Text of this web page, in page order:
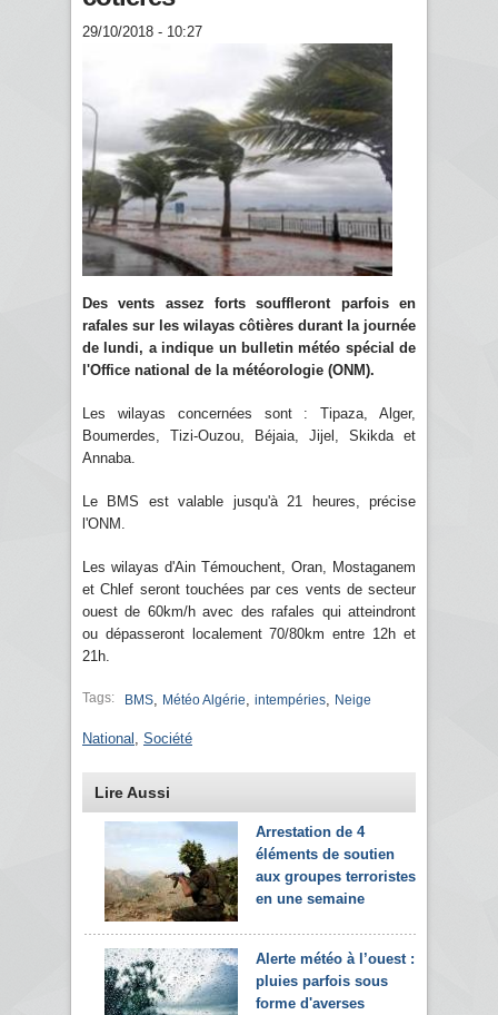
29/10/2018 - 10:27
Des vents assez forts souffleront parfois en
rafales sur les wilayas côtières durant la journée
de lundi, a indique un bulletin météo spécial de
l'Office national de la météorologie (ONM).
Les wilayas concernées sont : Tipaza, Alger,
Boumerdes, Tizi-Ouzou, Béjaia, Jijel, Skikda et
Annaba.
Le BMS est valable jusqu'à 21 heures, précise
l'ONM.
Les wilayas d'Ain Témouchent, Oran, Mostaganem
et Chlef seront touchées par ces vents de secteur
ouest de 60km/h avec des rafales qui atteindront
ou dépasseront localement 70/80km entre 12h et
21h.
Tags: BMS Météo Algérie intempéries Neige
National Société
Lire Aussi
Arrestation de 4
éléments de soutien
aux groupes terroristes
en une semaine
Alerte météo à l’ouest :
pluies parfois sous
forme d'averses